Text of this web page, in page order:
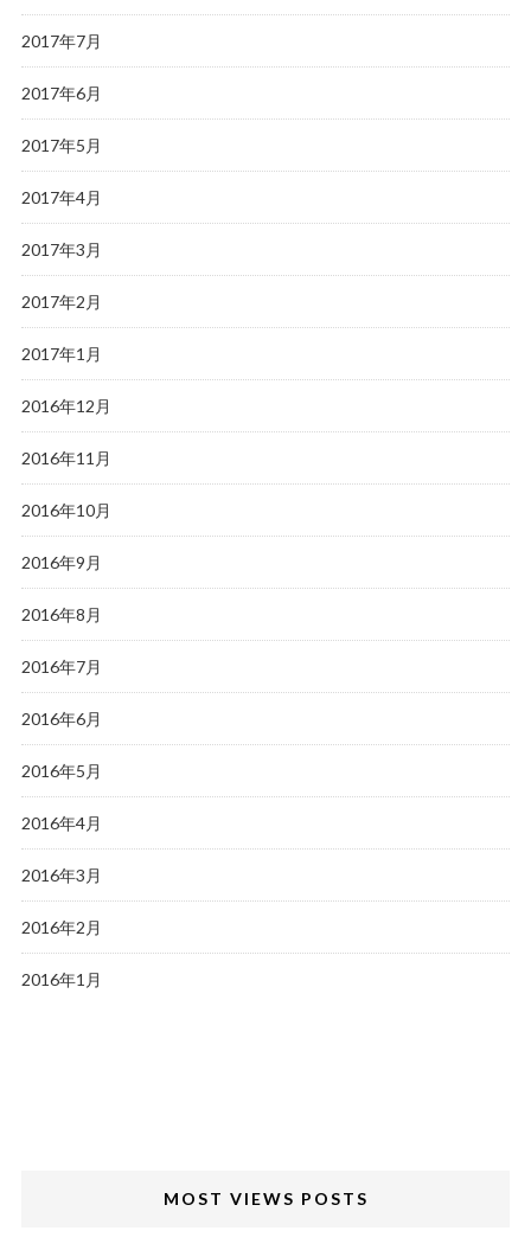
2017年7月
2017年6月
2017年5月
2017年4月
2017年3月
2017年2月
2017年1月
2016年12月
2016年11月
2016年10月
2016年9月
2016年8月
2016年7月
2016年6月
2016年5月
2016年4月
2016年3月
2016年2月
2016年1月
MOST VIEWS POSTS